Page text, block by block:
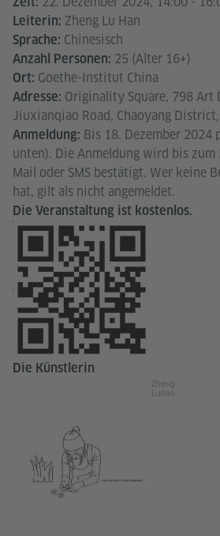
Leiterin: Zheng Lu Han
Sprache: Chinesisch
Anzahl Personen: 25 (Alter 16+)
Ort: Goethe-Institut China
Adresse: Originality Square, 798 Art
Jiuxianqiao Road, Chaoyang
Anmeldung: Bis 18. Dezember 2024
unten). Die Anmeldung wird bis zum
Mail oder SMS bestätigt. Wer keine
hat, gilt als nicht angemeldet.
Die Veranstaltung ist kostenlos.
Die Künstlerin
Zheng
Luhan